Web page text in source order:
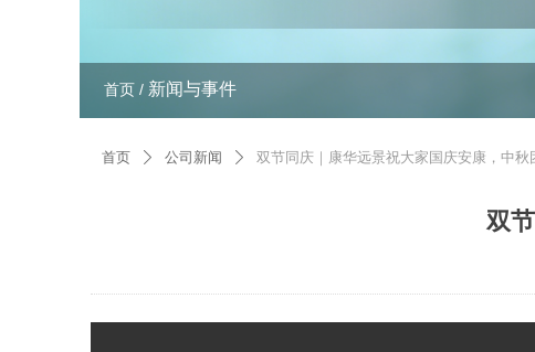
双
首页 / 新闻与事件
首页 ꄲ 公司新闻 ꄲ 双节同庆｜康华远景祝大家国庆安康，中秋